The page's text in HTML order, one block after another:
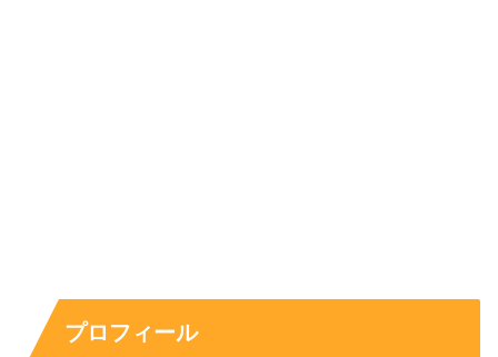
プロフィールは公表情報と非公表情報が混在します。ここ
プロフィール